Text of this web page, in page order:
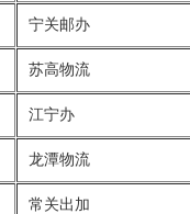
宁关邮办
苏高物流
江宁办
龙潭物流
常关出加